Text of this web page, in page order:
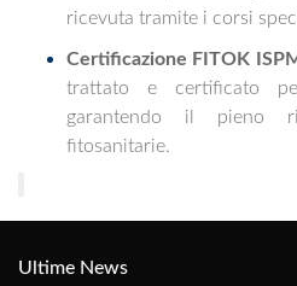
ricevuta tramite i corsi
Certificazione FITOK
trattato e certificato
garantendo il pieno
fitosanitarie.
Ultime News